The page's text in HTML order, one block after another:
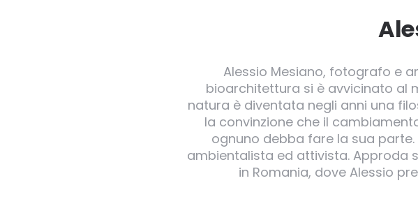
Alessio Mesiano, fotografo e
bioarchitettura si è avvicinato al
natura è diventata negli anni una
la convinzione che il
ognuno debba fare la sua
ambientalista ed attivista. Approda
in Romania, dove Alessio